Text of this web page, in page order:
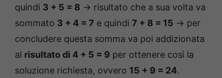
quindi 3 + 5 = 8 -> risultato che a sua volta va
sommato 3 + 4 = 7 e quindi 7 + 8 = 15 -> per
concludere questa somma va poi addizionata
al risultato di 4 + 5 = 9 per ottenere così la
soluzione richiesta, ovvero 15 + 9 = 24.